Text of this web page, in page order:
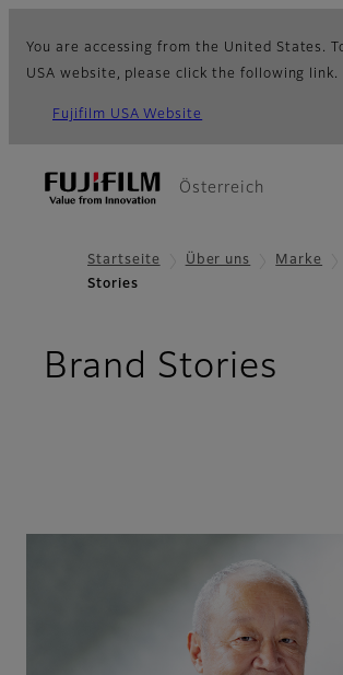
You are accessing from the United States.
USA website, please click the following link.
Fujifilm USA Website
Österreich
Startseite Über uns Marke
Stories
Brand Stories